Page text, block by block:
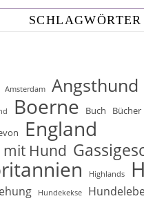
SCHLAGWÖRTER
Amsterdam Angsthund
Boerne Buch Bücher
England
mit Hund
Highlands
Hundekekse